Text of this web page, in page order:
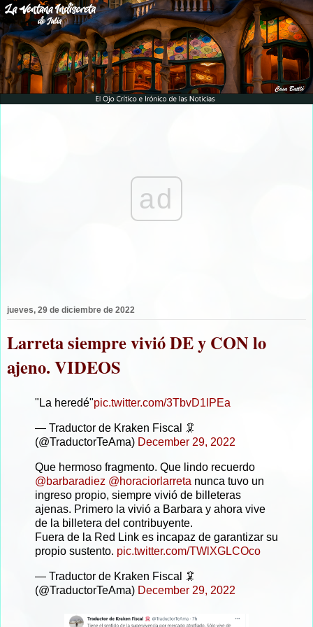
ad
jueves, 29 de diciembre de 2022
Larreta siempre vivió DE y CON lo
ajeno. VIDEOS
"La heredé"pic.twitter.com/3TbvD1lPEa
— Traductor de Kraken Fiscal 🦑
(@TraductorTeAma) December 29, 2022
Que hermoso fragmento. Que lindo recuerdo
@barbaradiez @horaciorlarreta nunca tuvo un
ingreso propio, siempre vivió de billeteras
ajenas. Primero la vivió a Barbara y ahora vive
de la billetera del contribuyente.
Fuera de la Red Link es incapaz de garantizar su
propio sustento. pic.twitter.com/TWlXGLCOco
— Traductor de Kraken Fiscal 🦑
(@TraductorTeAma) December 29, 2022